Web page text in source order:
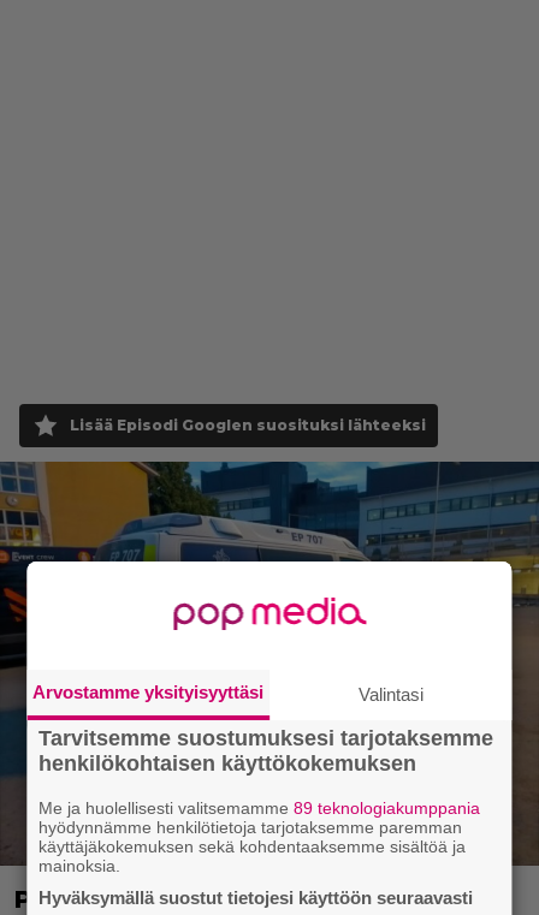
Lisää Episodi Googlen suosituksi lähteeksi
Poliisi teki surullisen löydön Lohjalla
Arvostamme yksityisyyttäsi Valintasi
Tarvitsemme suostumuksesi tarjotaksemme
henkilökohtaisen käyttökokemuksen
Me ja huolellisesti valitsemamme89 teknologiakumppania
hyödynnämme henkilötietoja tarjotaksemme paremman
käyttäjäkokemuksen sekä kohdentaaksemme sisältöä ja
mainoksia.
Hyväksymällä suostut tietojesi käyttöön seuraavasti